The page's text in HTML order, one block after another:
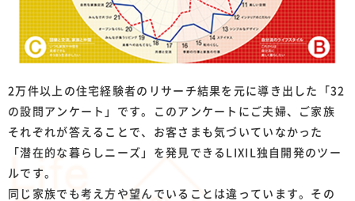
2万件以上の住宅経験者のリサーチ結果を元に導き出した「32
の設問アンケート」です。このアンケートにご夫婦、ご家族
それぞれが答えることで、お客さまも気づいていなかった
「潜在的な暮らしニーズ」を発見できるLIXIL独自開発のツー
ルです。
同じ家族でも考え方や望んでいることは違っています。その